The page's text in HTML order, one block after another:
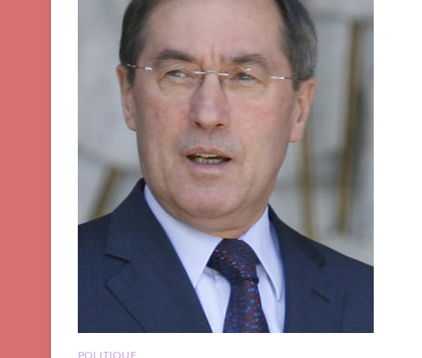
POLITIQUE